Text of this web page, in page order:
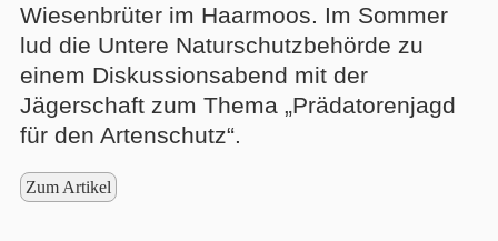
Wiesenbrüter im Haarmoos. Im Sommer
lud die Untere Naturschutzbehörde zu
einem Diskussionsabend mit der
Jägerschaft zum Thema „Prädatorenjagd
für den Artenschutz“.
Zum Artikel